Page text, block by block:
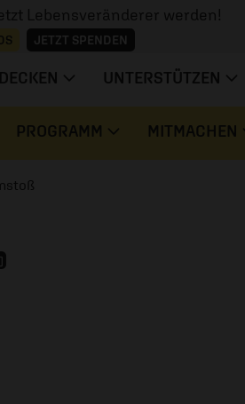
Lebensveränderer werden!
JETZT SPENDEN
UNTERSTÜTZEN
PROGRAMM MITMACHEN